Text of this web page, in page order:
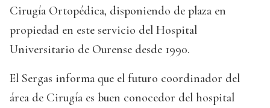
Cirugía Ortopédica, disponiendo de plaza en
propiedad en este servicio del Hospital
Universitario de Ourense desde 1990.
El Sergas informa que el futuro coordinador del
área de Cirugía es buen conocedor del hospital